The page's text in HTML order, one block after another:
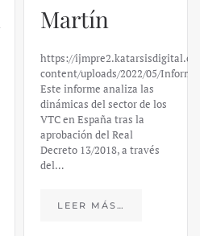
Martín
https://
content/uploads/2022/05/
Este informe analiza las
dinámicas del sector de los
VTC en España tras la
aprobación del Real
Decreto 13/2018, a través
del…
LEER MÁS…